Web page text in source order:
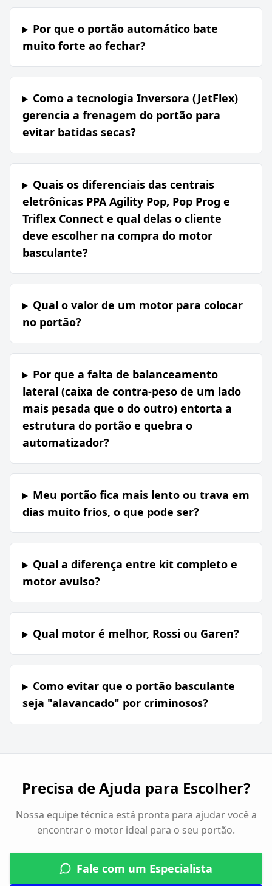
Por que o portão automático bate
muito forte ao fechar?
Como a tecnologia Inversora (JetFlex)
gerencia a frenagem do portão para
evitar batidas secas?
Quais os diferenciais das centrais
eletrônicas PPA Agility Pop, Pop Prog e
Triflex Connect e qual delas o cliente
deve escolher na compra do motor
basculante?
Qual o valor de um motor para colocar
no portão?
Por que a falta de balanceamento
lateral (caixa de contra-peso de um lado
mais pesada que o do outro) entorta a
estrutura do portão e quebra o
automatizador?
Meu portão fica mais lento ou trava em
dias muito frios, o que pode ser?
Qual a diferença entre kit completo e
motor avulso?
Qual motor é melhor, Rossi ou Garen?
Como evitar que o portão basculante
seja "alavancado" por criminosos?
Precisa de Ajuda para Escolher?
Nossa equipe técnica está pronta para ajudar você a
encontrar o motor ideal para o seu portão.
Fale com um Especialista